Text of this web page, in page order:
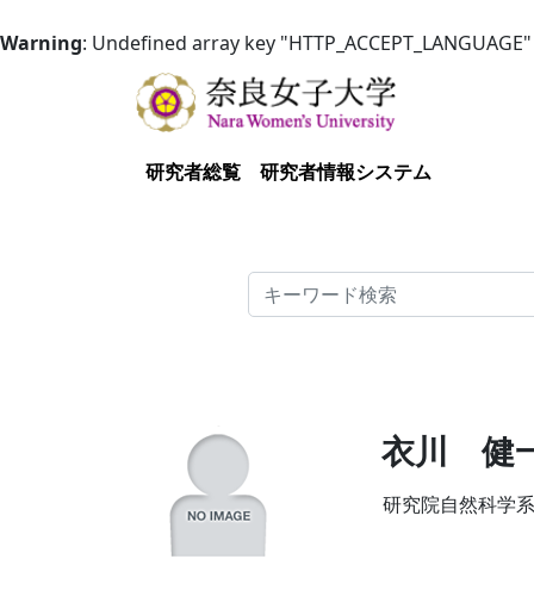
Warning: Undefined array key
研究者総覧 研究者情報システム
検索
衣川 健
研究院自然科学